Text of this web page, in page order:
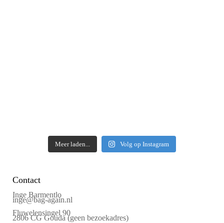
Meer laden... Volg op Instagram
Contact
Inge Barmentlo
inge@bag-again.nl
Fluwelensingel 90
2806 CG Gouda (geen bezoekadres)